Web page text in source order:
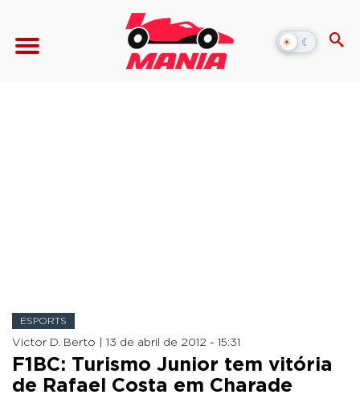
☀ ☾
Alternar
modo
ESPORTS
Victor D. Berto | 13 de abril de 2012 - 15:31
F1BC: Turismo Junior tem vitória
de Rafael Costa em Charade